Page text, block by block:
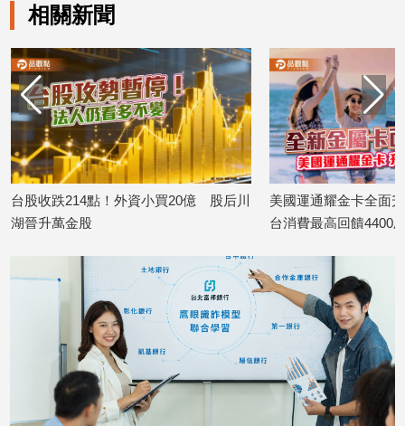
相關新聞
台股收跌214點！外資小買20億 股后川
湖晉升萬金股
美國運通耀金卡全面
台消費最高回饋